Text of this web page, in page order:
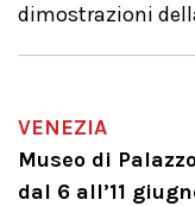
dimostrazioni
VENEZIA
Museo di
dal 6 all’11